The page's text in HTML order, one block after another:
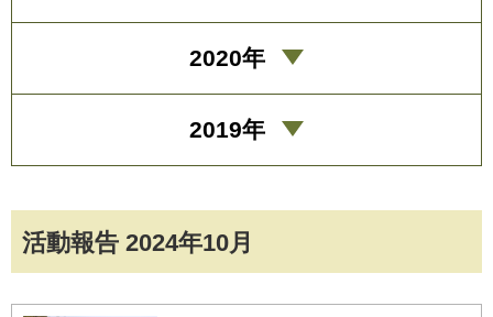
活動報告 2024年10月
2020年
2019年